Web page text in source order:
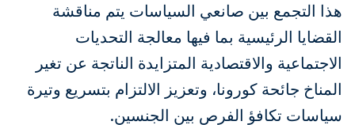
هذا التجمع بين صانعي السياسات يتم مناقشة
القضايا الرئيسية بما فيها معالجة التحديات
الاجتماعية والاقتصادية المتزايدة الناتجة عن تغير
المناخ جائحة كورونا، وتعزيز الالتزام بتسريع وتيرة
سياسات تكافؤ الفرص بين الجنسين.